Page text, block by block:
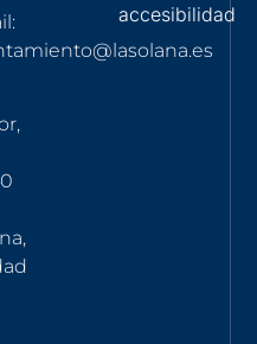
accesibilidad